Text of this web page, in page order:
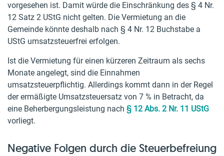
vorgesehen ist. Damit würde die Einschränkung des § 4 Nr.
12 Satz 2 UStG nicht gelten. Die Vermietung an die
Gemeinde könnte deshalb nach § 4 Nr. 12 Buchstabe a
UStG umsatzsteuerfrei erfolgen.
Ist die Vermietung für einen kürzeren Zeitraum als sechs
Monate angelegt, sind die Einnahmen
umsatzsteuerpflichtig. Allerdings kommt dann in der Regel
der ermäßigte Umsatzsteuersatz von 7 % in Betracht, da
eine Beherbergungsleistung nach § 12 Abs. 2 Nr. 11 UStG
vorliegt.
Negative Folgen durch die Steuerbefreiung